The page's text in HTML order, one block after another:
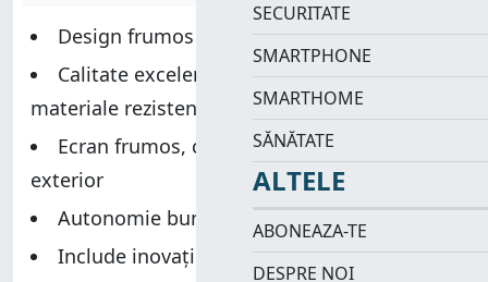
Design frumos
Calitate excelentă a construcției, cu
materiale rezistente
Ecran frumos, cu o vizibilitate excelentă în
exterior
Autonomie bună a bateriei
Include inovații interesante pentru
SECURITATE
SMARTPHONE
SMARTHOME
SĂNĂTATE
ALTELE
ABONEAZA-TE
DESPRE NOI